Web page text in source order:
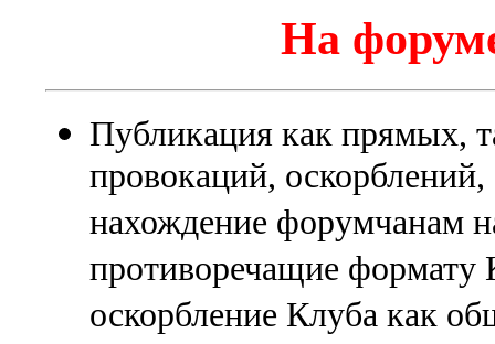
На
Публикация как прямых,
провокаций,
нахождение форумчанам
противоречащие формату
оскорбление Клуба как